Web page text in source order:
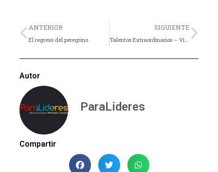
Previo
ANTERIOR
El regreso del peregrino
SIGUIENTE
Autor
ParaLideres
Compartir